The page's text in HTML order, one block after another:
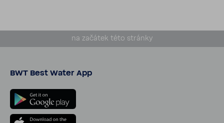
na začátek této stránky
BWT Best Water App